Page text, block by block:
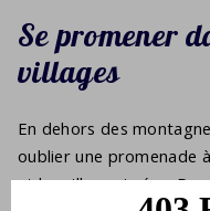
Se promener
villages
En dehors des
oublier une promenade
et les villes animées.